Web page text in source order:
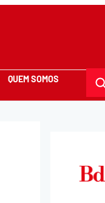
QUEM SOMOS